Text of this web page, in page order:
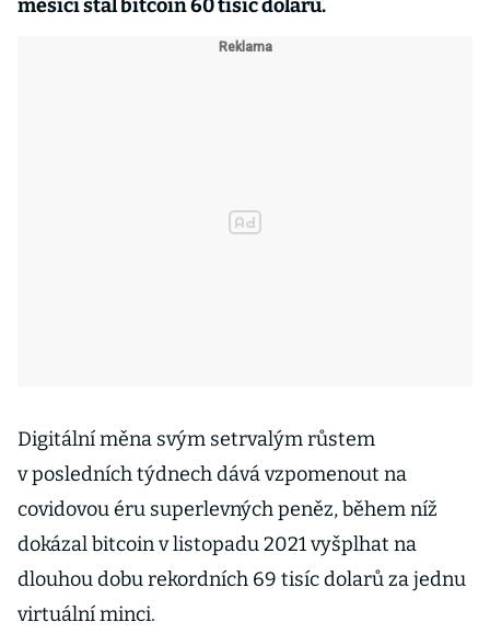
měsíci stál bitcoin 60 tisíc dolarů.
Digitální měna svým setrvalým růstem
v posledních týdnech dává vzpomenout na
covidovou éru superlevných peněz, během níž
dokázal bitcoin v listopadu 2021 vyšplhat na
dlouhou dobu rekordních 69 tisíc dolarů za jednu
virtuální minci.